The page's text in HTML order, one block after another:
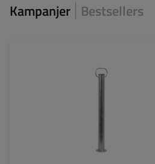
Kampanjer Bestsellers
150 kg